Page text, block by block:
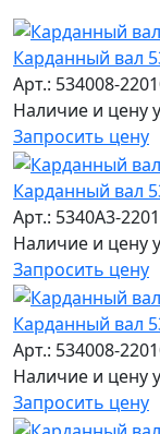
Карданный вал
Арт.: 534008-
Наличие и цену
Запросить цену
Карданный вал
Арт.: 5340A3-
Наличие и цену
Запросить цену
Карданный вал
Арт.: 534008-
Наличие и цену
Запросить цену